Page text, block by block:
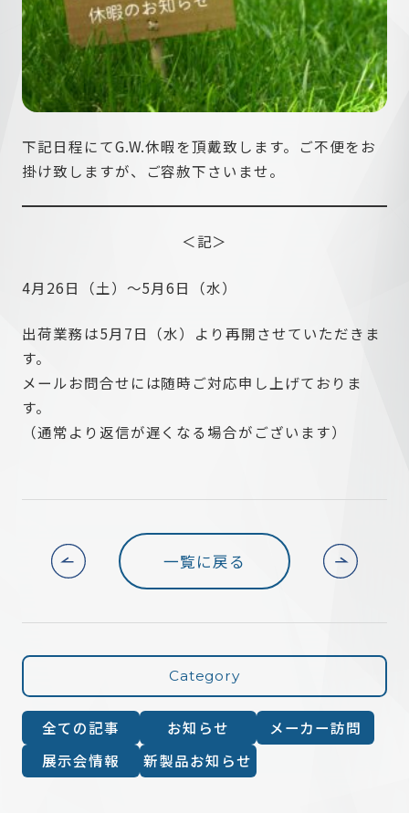
納入実績
お問い合わせ
Category
全ての記事 お知らせ
メーカー訪問
展示会情報
新製品お知らせ
下記日程にてG.W.休暇を頂戴致します。ご不便をお
掛け致しますが、ご容赦下さいませ。
＜記＞
4月26日（土）～5月6日（水）
出荷業務は5月7日（水）より再開させていただきま
す
メールお問合せには随時ご対応申し上げておりま
す
（通常より返信が遅くなる場合がございます）
一覧に戻る